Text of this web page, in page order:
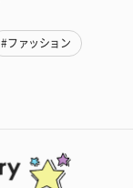
#ファッション